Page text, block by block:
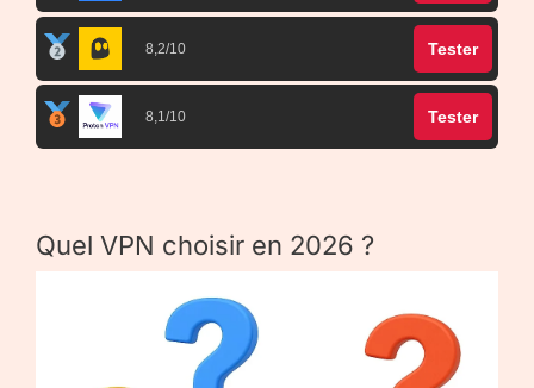
8,2/10 Tester
8,1/10 Tester
Quel VPN choisir en 2026 ?